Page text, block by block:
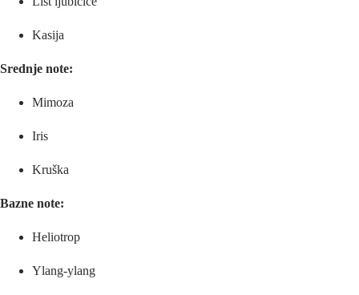
Kasija
Srednje note:
Mimoza
Iris
Kruška
Bazne note:
Heliotrop
Ylang-ylang